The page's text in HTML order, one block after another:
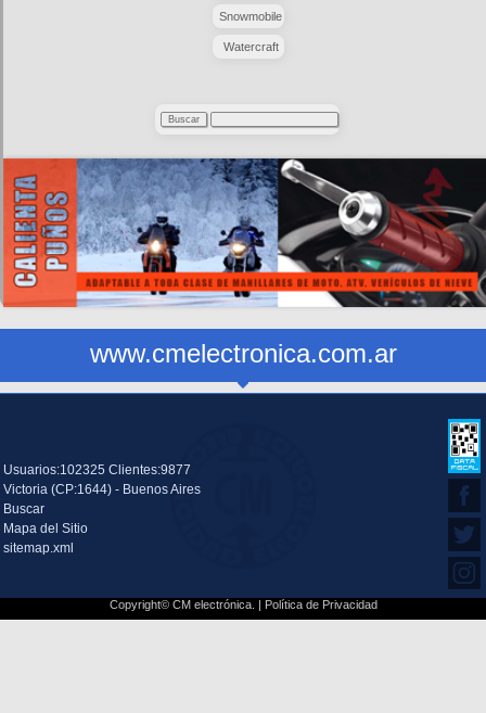
Snowmobile
Watercraft
www.cmelectronica.com.ar
Usuarios:102325 Clientes:9877
Victoria (CP:1644) - Buenos Aires
Buscar
Mapa del Sitio
sitemap.xml
Copyright© CM electrónica. | Política de Privacidad